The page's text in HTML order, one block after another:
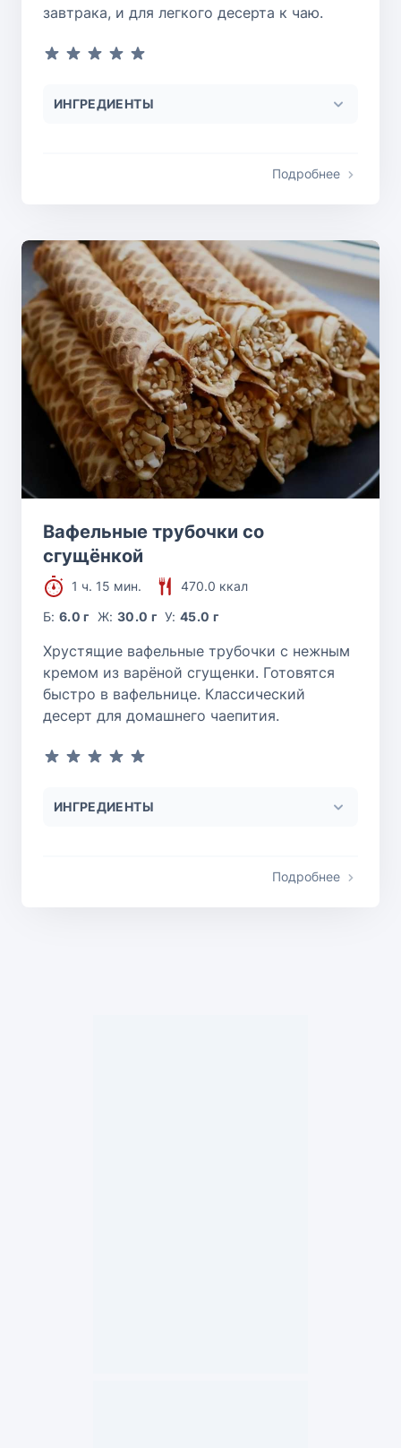
завтрака, и для легкого десерта к чаю.
ИНГРЕДИЕНТЫ
Подробнее
Вафельные трубочки со
сгущёнкой
1 ч. 15 мин.
470.0 ккал
Б:6.0 г Ж: 30.0 г У:45.0 г
Хрустящие вафельные трубочки с нежным
кремом из варёной сгущенки. Готовятся
быстро в вафельнице. Классический
десерт для домашнего чаепития.
ИНГРЕДИЕНТЫ
Подробнее